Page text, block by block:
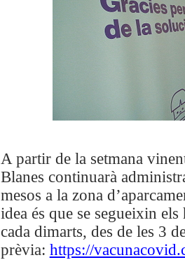
A partir de la setmana
Blanes continuarà
mesos a la zona
idea és que se segueixin els
cada dimarts, des de les 3
prèvia: https://